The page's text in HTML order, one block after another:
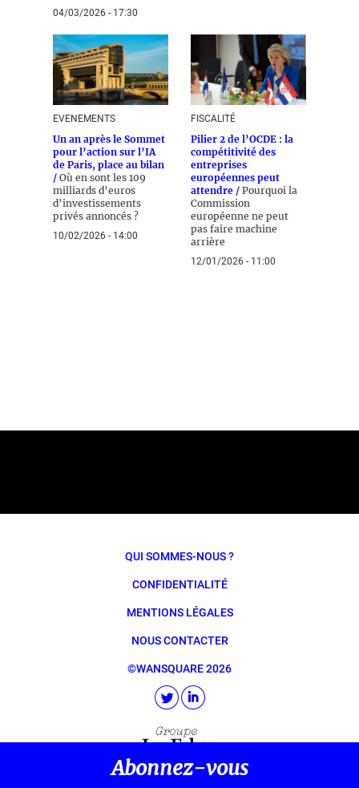
04/03/2026 - 17:30
EVENEMENTS
Un an après le Sommet
pour l’action sur l’IA
de Paris, place au bilan
/ Où en sont les 109
milliards d’euros
d’investissements
privés annoncés ?
10/02/2026 - 14:00
FISCALITÉ
Pilier 2 de l’OCDE : la
compétitivité des
entreprises
européennes peut
attendre / Pourquoi la
Commission
européenne ne peut
pas faire machine
arrière
12/01/2026 - 11:00
QUI SOMMES-NOUS ?
CONFIDENTIALITÉ
MENTIONS LÉGALES
NOUS CONTACTER
©WANSQUARE 2026
Abonnez-vous